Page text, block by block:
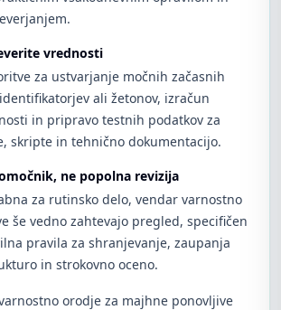
vrednosti
za ustvarjanje močnih začasnih
ali žetonov, izračun
in pripravo testnih podatkov za
skripte in tehnično dokumentacijo.
ne popolna revizija
za rutinsko delo, vendar varnostno
še vedno zahtevajo pregled, specifičen
pravila za shranjevanje, zaupanja
in strokovno oceno.
orodje za majhne ponovljive